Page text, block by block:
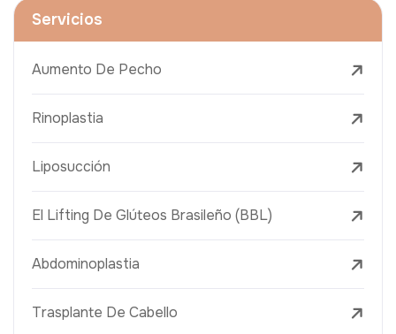
Servicios
Aumento De Pecho
Rinoplastia
Liposucción
El Lifting De Glúteos Brasileño (BBL)
Abdominoplastia
Trasplante De Cabello